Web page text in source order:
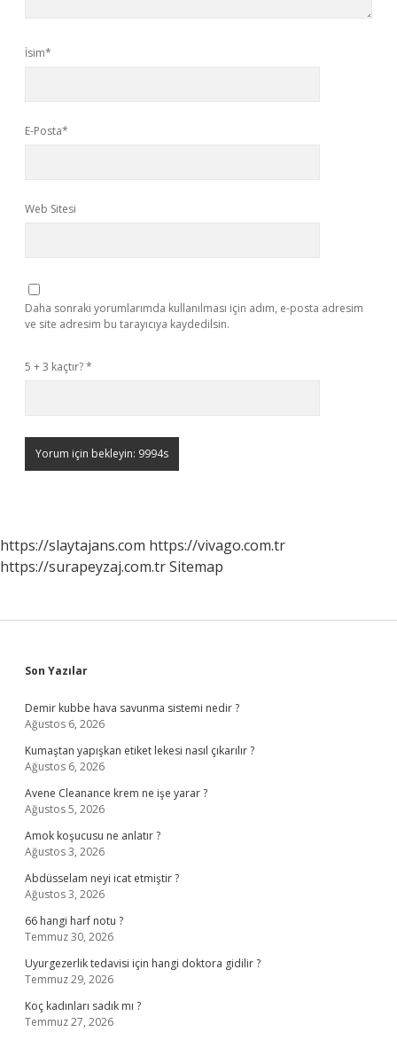
İsim*
E-Posta*
Web Sitesi
Daha sonraki yorumlarımda kullanılması için adım, e-posta adresim
ve site adresim bu tarayıcıya kaydedilsin.
5 + 3 kaçtır?*
https://slaytajans.com https://vivago.com.tr
https://surapeyzaj.com.trSitemap
Sidebar
Son Yazılar
Demir kubbe hava savunma sistemi nedir ?
Ağustos 6, 2026
Kumaştan yapışkan etiket lekesi nasıl çıkarılır ?
Ağustos 6, 2026
Avene Cleanance krem ne işe yarar ?
Ağustos 5, 2026
Amok koşucusu ne anlatır ?
Ağustos 3, 2026
Abdüsselam neyi icat etmiştir ?
Ağustos 3, 2026
66 hangi harf notu ?
Temmuz 30, 2026
Uyurgezerlik tedavisi için hangi doktora gidilir ?
Temmuz 29, 2026
Koç kadınları sadık mı ?
Temmuz 27, 2026